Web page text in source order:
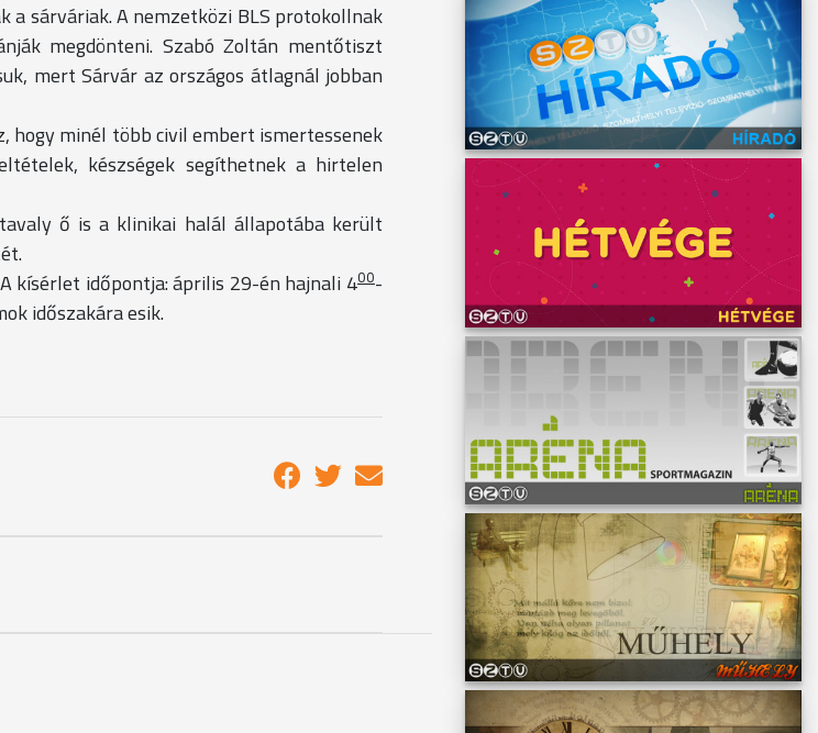
a sárváriak. A nemzetközi BLS protokollnak
megdönteni. Szabó Zoltán mentőtiszt
mert Sárvár az országos átlagnál jobban
hogy minél több civil embert ismertessenek
készségek segíthetnek a hirtelen
ő is a klinikai halál állapotába került
kísérlet időpontja: április 29-én hajnali 400-
időszakára esik.